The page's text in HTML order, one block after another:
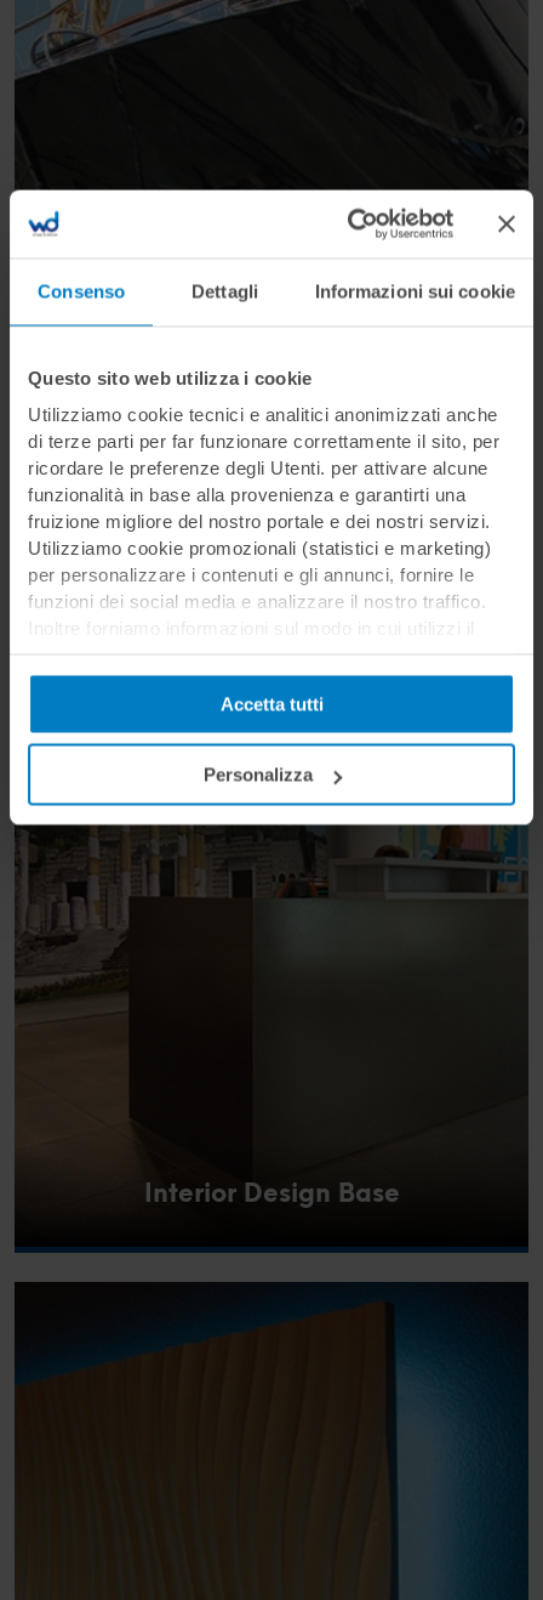
Consenso Dettagli Informazioni sui cookie
Questo sito web utilizza i cookie
Utilizziamo cookie tecnici e analitici anonimizzati anche
di terze parti per far funzionare correttamente il sito, per
ricordare le preferenze degli Utenti. per attivare alcune
funzionalità in base alla provenienza e garantirti una
fruizione migliore del nostro portale e dei nostri servizi.
Utilizziamo cookie promozionali (statistici e marketing)
per personalizzare i contenuti e gli annunci, fornire le
funzioni dei social media e analizzare il nostro traffico.
Inoltre forniamo informazioni sul modo in cui utilizzi il
dati web, pubblicità e social media, i quali potrebbero
combinarle con altre informazioni che hai fornito loro o
che hanno raccolto in base al tuo utilizzo dei loro servizi.
cookie potranno essere implementati ad esclusione di
sito. Cliccando su “ACCETTA TUTTI” invece accetterai di
implementare tutti i cookie. Chiudendo questo banner
verranno installati i soli cookie necessari al
funzionamento del sito. Per tutte le informazioni complete
ti invitiamo a consultare le "Informazioni sui Cookie" qui
sopra.
Accetta tutti
Personalizza
Boat Wrapping
Interior Design Base